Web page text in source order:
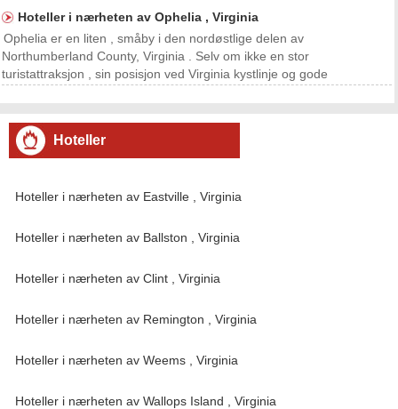
som omgir Lovingston . C
Hoteller i nærheten av Ophelia , Virginia
Ophelia er en liten , småby i den nordøstlige delen av
Northumberland County, Virginia . Selv om ikke en stor
turistattraksjon , sin posisjon ved Virginia kystlinje og gode
Hoteller
Hoteller i nærheten av Eastville , Virginia
Hoteller i nærheten av Ballston , Virginia
Hoteller i nærheten av Clint , Virginia
Hoteller i nærheten av Remington , Virginia
Hoteller i nærheten av Weems , Virginia
Hoteller i nærheten av Wallops Island , Virginia